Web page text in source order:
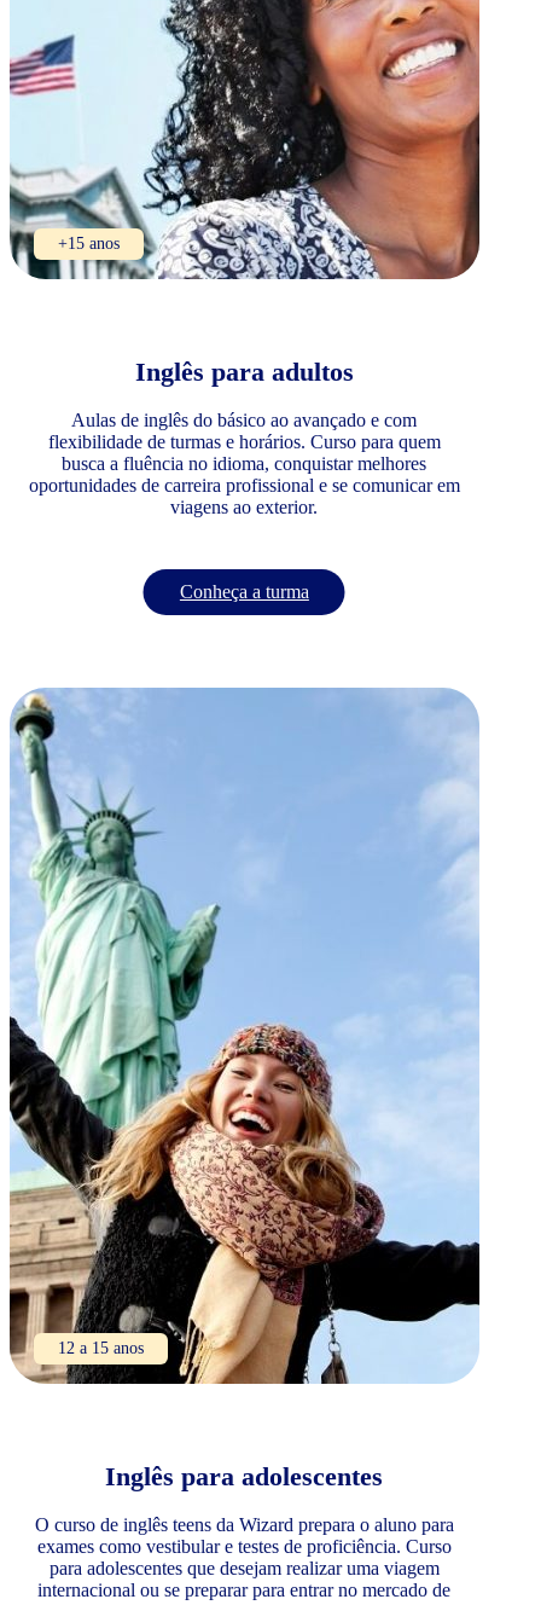
+15 anos
Inglês para adultos
Aulas de inglês do básico ao avançado e com
flexibilidade de turmas e horários. Curso para quem
busca a fluência no idioma, conquistar melhores
oportunidades de carreira profissional e se comunicar em
viagens ao exterior.
Conheça a turma
12 a 15 anos
Inglês para adolescentes
O curso de inglês teens da Wizard prepara o aluno para
exames como vestibular e testes de proficiência. Curso
para adolescentes que desejam realizar uma viagem
internacional ou se preparar para entrar no mercado de